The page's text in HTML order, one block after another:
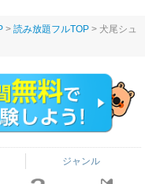
読み放題フルTOP
犬尾シュ
ジャンル